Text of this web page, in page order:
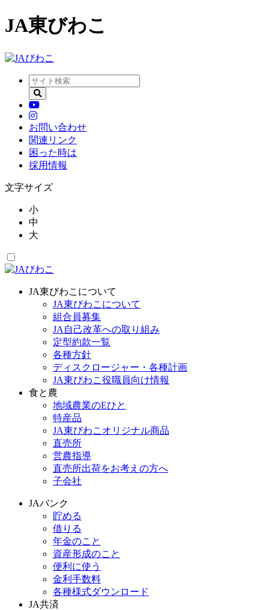
JA東びわこ
お問い合わせ
関連リンク
困った時は
採用情報
文字サイズ
小
中
大
JA東びわこについて
JA東びわこについて
組合員募集
JA自己改革への取り組み
定型約款一覧
各種方針
ディスクロージャー・各種計画
JA東びわこ役職員向け情報
食と農
地域農業のEひと
特産品
JA東びわこオリジナル商品
直売所
営農指導
直売所出荷をお考えの方へ
子会社
JAバンク
貯める
借りる
年金のこと
資産形成のこと
便利に使う
金利手数料
各種様式ダウンロード
JA共済